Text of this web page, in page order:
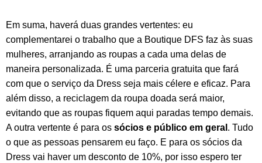
Em suma, haverá duas grandes vertentes: eu
complementarei o trabalho que a Boutique DFS faz às suas
mulheres, arranjando as roupas a cada uma delas de
maneira personalizada. É uma parceria gratuita que fará
com que o serviço da Dress seja mais célere e eficaz. Para
além disso, a reciclagem da roupa doada será maior,
evitando que as roupas fiquem aqui paradas tempo demais.
A outra vertente é para os sócios e público em geral . Tudo
o que as pessoas pensarem eu faço. E para os sócios da
Dress vai haver um desconto de 10%, por isso espero ter